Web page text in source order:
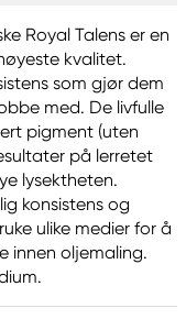
Royal Talens er en
kvalitet.
som gjør dem
med. De livfulle
pigment (uten
på lerretet
lysektheten.
konsistens og
ulike medier for å
innen oljemaling.